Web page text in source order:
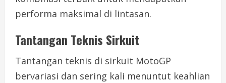
performa maksimal di lintasan.
Tantangan Teknis Sirkuit
Tantangan teknis di sirkuit MotoGP
bervariasi dan sering kali menuntut keahlian